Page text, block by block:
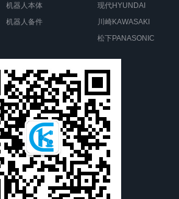
机器人本体
机器人备件
现代HYUNDAI
川崎KAWASAKI
松下PANASONIC